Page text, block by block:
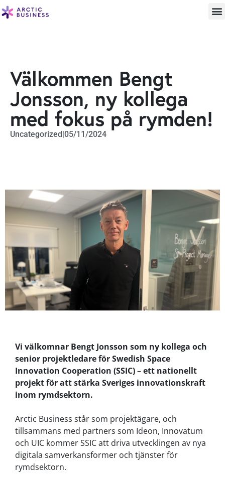
Välkommen Bengt
Jonsson, ny kollega
med fokus på rymden!
Uncategorized|05/11/2024
Vi välkomnar Bengt Jonsson som ny kollega och
senior projektledare för Swedish Space
Innovation Cooperation (SSIC) – ett nationellt
projekt för att stärka Sveriges innovationskraft
inom rymdsektorn.
Arctic Business står som projektägare, och
tillsammans med partners som Ideon, Innovatum
och UIC kommer SSIC att driva utvecklingen av nya
digitala samverkansformer och tjänster för
rymdsektorn.